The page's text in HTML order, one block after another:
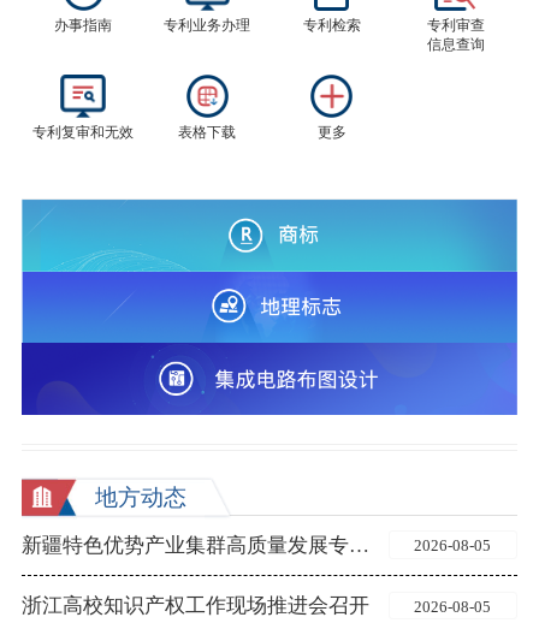
办事指南 专利业务办理 专利检索
专利审查
信息查询
专利复审和无效 表格下载 更多
地方动态
2026-08-05
新疆特色优势产业集群高质量发展专利转化活动举办
2026-08-05
浙江高校知识产权工作现场推进会召开